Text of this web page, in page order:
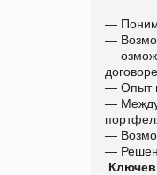
—
—
—
— Опыт и
—
—
—